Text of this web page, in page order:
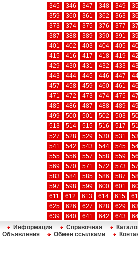
345
346 347 348 349
359
360 361 362 363
373
374 375 376 377
387
388 389 390 391
401
402 403 404 405
415
416 417 418 419
429
430 431 432 433
443
444 445 446 447
457
458 459 460 461
471
472 473 474 475
485
486 487 488 489
499
500 501 502 503
513
514 515 516 517
527
528 529 530 531
541
542 543 544 545
555
556 557 558 559
569
570 571 572 573
583
584 585 586 587
597
598 599 600 601
611
612 613 614 615
625
626 627 628 629
639
640 641 642 643
Информация Справочная
Объявления Обмен ссылками